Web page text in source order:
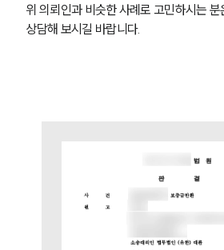
부동산전문변호사
소식/자료
위 의뢰인과 비슷한 사례로 고민하시는
상담해 보시길 바랍니다.